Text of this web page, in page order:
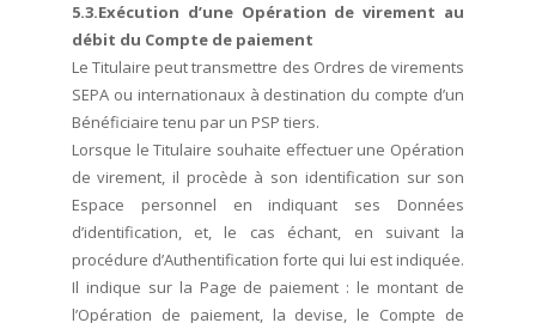
5.3.Exécution d’une Opération de virement au
débit du Compte de paiement
Le Titulaire peut transmettre des Ordres de virements
SEPA ou internationaux à destination du compte d’un
Bénéficiaire tenu par un PSP tiers.
Lorsque le Titulaire souhaite effectuer une Opération
de virement, il procède à son identification sur son
Espace personnel en indiquant ses Données
d’identification, et, le cas échant, en suivant la
procédure d’Authentification forte qui lui est indiquée.
Il indique sur la Page de paiement : le montant de
l’Opération de paiement, la devise, le Compte de